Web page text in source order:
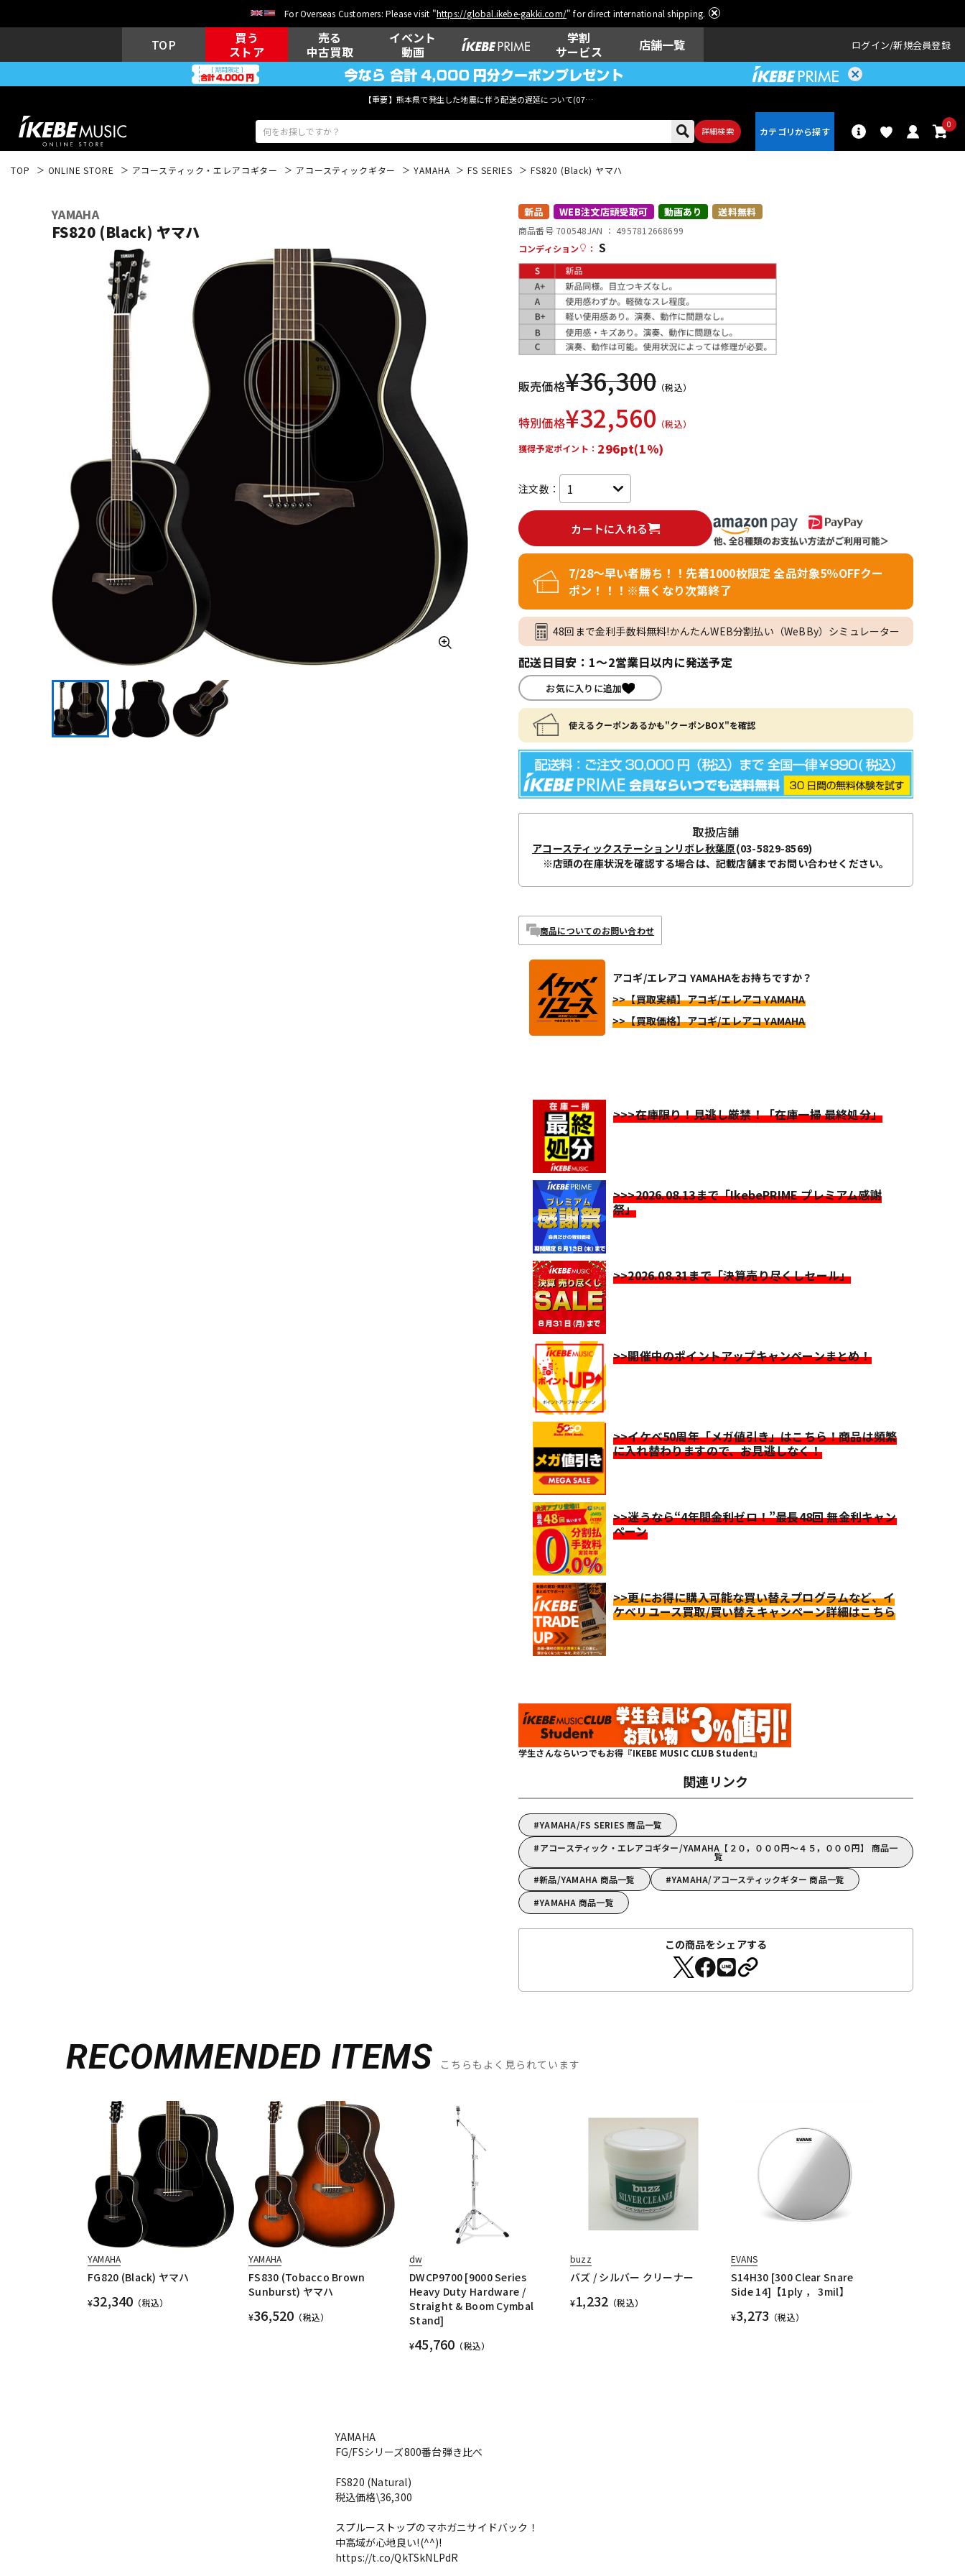
For Overseas Customers: Please visit "https://global.ikebe-gakki.com/" for direct international shipping.
TOP
買う
ストア
売る
中古買取
イベント
動画
学割
サービス
店舗一覧 ログイン 新規会員登録
【重要】熊本県で発生した地震に伴う配送の遅延について(07月29日
詳細検索
0
ウクレレ ドラム
キーボード 電子ピアノ 管楽器 その他楽器
DJ機器 DTM DTM オンラ
イン納品
レコーディン
グ機器
配信/ライブ
機器
中古 ヴィンテージ
TOP ONLINE STORE アコースティック・エレアコギター アコースティックギター YAMAHA FS SERIES FS820 (Black) ヤマハ
YAMAHA
FS820 (Black) ヤマハ
新品 WEB注文店頭受取可 動画あり 送料無料
商品番号 700548JAN ： 4957812668699
コンディション
： S
販売価格¥36,300 （税込）
特別価格¥32,560 （税込）
獲得予定ポイント： 296pt(1%)
注文数：
カートに入れる
7/28～早い者勝ち！！先着1000枚限定 全品対象5％OFFクー
ポン！！！※無くなり次第終了
48回まで金利手数料無料!かんたんWEB分割払い（WeBBy）シミュレーター
配送日目安：1～2営業日以内に発送予定
お気に入りに追加
使えるクーポンあるかも"クーポンBOX"を確認
取扱店舗
アコースティックステーションリボレ秋葉原(03-5829-8569)
※店頭の在庫状況を確認する場合は、記載店舗までお問い合わせください。
商品についてのお問い合わせ
アコギ/エレアコ YAMAHAをお持ちですか？
>>【買取実績】アコギ/エレアコ YAMAHA
>>【買取価格】アコギ/エレアコ YAMAHA
>>>在庫限り！見逃し厳禁！「在庫一掃 最終処分」
>>>2026.08.13まで「IkebePRIME プレミアム感謝
祭」
>>2026.08.31まで「決算売り尽くしセール」
>>開催中のポイントアップキャンペーンまとめ！
>>イケベ50周年「メガ値引き」はこちら！商品は頻繁
に入れ替わりますので、お見逃しなく！
>>迷うなら“4年間金利ゼロ！”最長48回 無金利キャン
ペーン
>>更にお得に購入可能な買い替えプログラムなど、イ
ケベリユース買取/買い替えキャンペーン詳細はこちら
学生さんならいつでもお得『IKEBE MUSIC CLUB Student』
関連リンク
YAMAHA/FS SERIES 商品一覧
アコースティック・エレアコギター/YAMAHA【２０，０００円～４５，０００円】 商品一
覧
新品/YAMAHA 商品一覧
YAMAHA/アコースティックギター 商品一覧
YAMAHA 商品一覧
この商品をシェアする
RECOMMENDED ITEMS こちらもよく見られています
YAMAHA
FG820 (Black) ヤマハ
¥32,340 （税込）
YAMAHA
FS830 (Tobacco Brown
Sunburst) ヤマハ
¥36,520 （税込）
dw
DWCP9700 [9000 Series
Heavy Duty Hardware /
Straight & Boom Cymbal
Stand]
¥45,760 （税込）
buzz
バズ / シルバー クリーナー
¥1,232 （税込）
EVANS
S14H30 [300 Clear Snare
Side 14]【1ply ， 3mil】
¥3,273 （税込）
YAMAHA
FG/FSシリーズ800番台弾き比べ
FS820 (Natural)
税込価格\36,300
スプルーストップのマホガニサイドバック！
中高域が心地良い!(^^)!
https://t.co/QkTSkNLPdR